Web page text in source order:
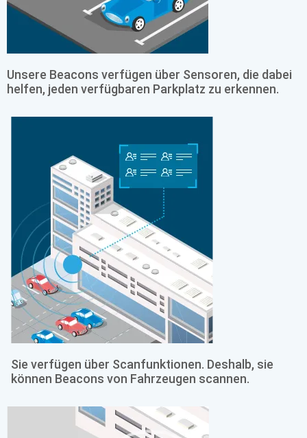
Unsere Beacons verfügen über Sensoren, die dabei
helfen, jeden verfügbaren Parkplatz zu erkennen.
Sie verfügen über Scanfunktionen. Deshalb, sie
können Beacons von Fahrzeugen scannen.